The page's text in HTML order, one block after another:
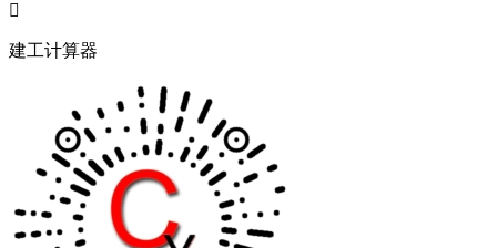

建工计算器